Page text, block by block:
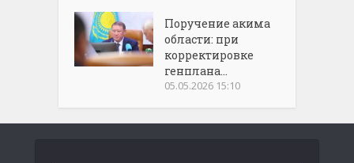
Поручение акима
области: при
корректировке
генплана...
05.05.2026 15:10